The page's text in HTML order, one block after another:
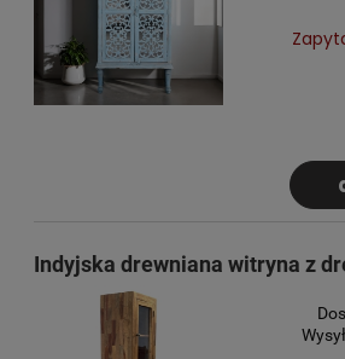
Indyjska drewniana witryna z